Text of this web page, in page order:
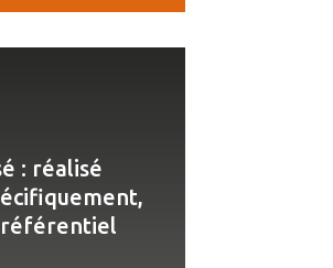
: réalisé